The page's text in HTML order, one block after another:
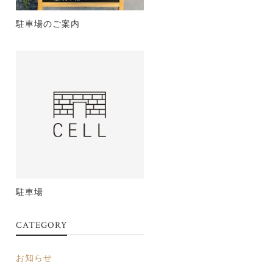
駐車場のご案内
駐車場
CATEGORY
お知らせ